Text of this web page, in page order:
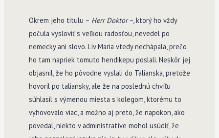
Okrem jeho titulu – Herr Doktor–, ktorý ho vždy
počula vysloviť s veľkou radosťou, nevedel po
nemecky ani slovo. Liv Maria vtedy nechápala, prečo
ho tam napriek tomuto hendikepu poslali. Neskôr jej
objasnil, že ho pôvodne vyslali do Talianska, pretože
hovoril po taliansky, ale že na poslednú chvíľu
súhlasil s výmenou miesta s kolegom, ktorému to
vyhovovalo viac, a možno aj preto, že napokon, ako
povedal, niekto v administratíve mohol usúdiť, že